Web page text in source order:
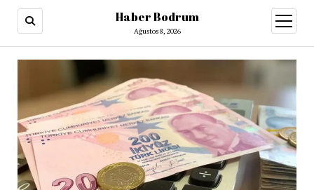
Haber Bodrum
Ağustos 8, 2026
aç